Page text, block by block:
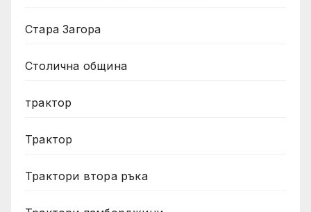
Стара Загора
Столична община
трактор
Трактор
Трактори втора ръка